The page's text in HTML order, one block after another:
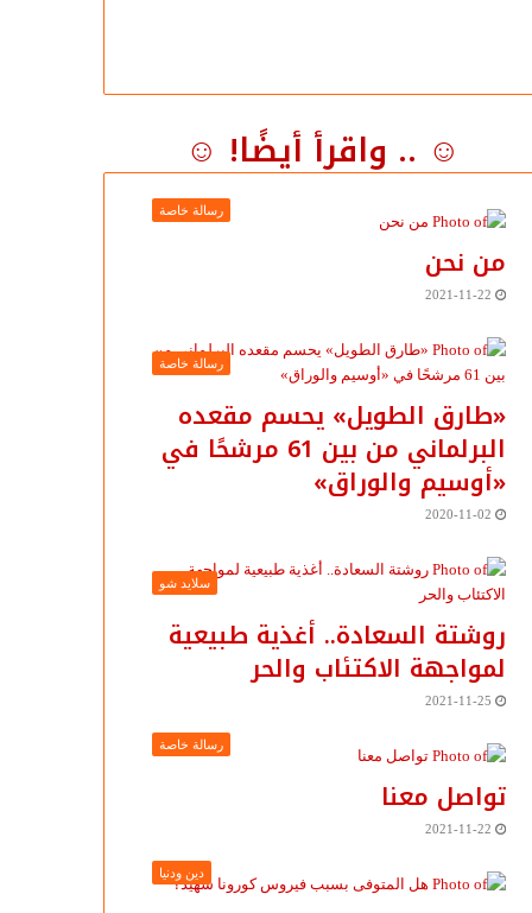
☺ .. واقرأ أيضًا! ☺
رسالة خاصة
من نحن
2021-11-22
رسالة خاصة
«طارق الطويل» يحسم مقعده
البرلماني من بين 61 مرشحًا في
«أوسيم والوراق»
2020-11-02
سلايد شو
روشتة السعادة.. أغذية طبيعية
لمواجهة الاكتئاب والحر
2021-11-25
رسالة خاصة
تواصل معنا
2021-11-22
دين ودنيا